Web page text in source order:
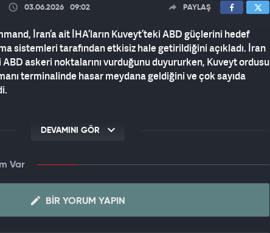
03.06.2026 09:02 PAYLAŞ
İran’a ait İHA’ların Kuveyt’teki ABD güçlerini hedef
sistemleri tarafından etkisiz hale getirildiğini açıkladı. İran
ABD askeri noktalarını vurduğunu duyururken, Kuveyt ordusu
terminalinde hasar meydana geldiğini ve çok sayıda
DEVAMINI GÖR
Var
BIR YORUM YAPIN